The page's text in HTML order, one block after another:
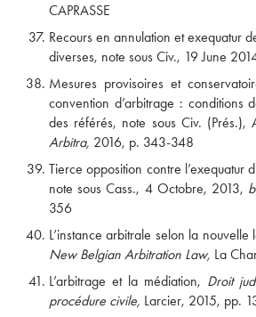
CAPRASSE
Recours en annulation et exequatur
diverses, note sous Civ., 19 June
Mesures provisoires et
convention d’arbitrage : conditions
des référés, note sous Civ. (Prés.),
Arbitra, 2016, p. 343-348
Tierce opposition contre l’exequatur
note sous Cass., 4 Octobre, 2013,
356
L’instance arbitrale selon la nouvelle
New Belgian Arbitration Law, La
L’arbitrage et la médiation, Droit
procédure civile, Larcier, 2015, pp.